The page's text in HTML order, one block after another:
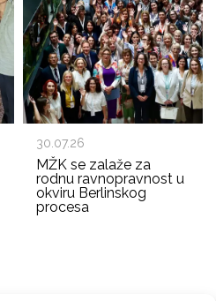
30.07.26
MŽK se zalaže za
rodnu ravnopravnost u
okviru Berlinskog
procesa